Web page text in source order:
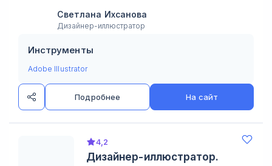
Светлана Ихсанова
Дизайнер-иллюстратор
Инструменты
Adobe Illustrator
Подробнее На сайт
4,2
Дизайнер-иллюстратор.